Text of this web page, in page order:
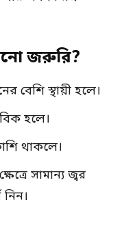
জরুরি?
বেশি স্থায়ী হলে।
হলে।
থাকলে।
সামান্য জ্বর